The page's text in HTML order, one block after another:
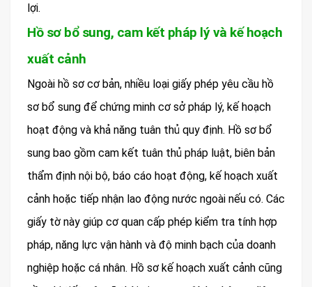
lợi.
Hồ sơ bổ sung, cam kết pháp lý và kế hoạch
xuất cảnh
Ngoài hồ sơ cơ bản, nhiều loại giấy phép yêu cầu hồ
sơ bổ sung để chứng minh cơ sở pháp lý, kế hoạch
hoạt động và khả năng tuân thủ quy định. Hồ sơ bổ
sung bao gồm cam kết tuân thủ pháp luật, biên bản
thẩm định nội bộ, báo cáo hoạt động, kế hoạch xuất
cảnh hoặc tiếp nhận lao động nước ngoài nếu có. Các
giấy tờ này giúp cơ quan cấp phép kiểm tra tính hợp
pháp, năng lực vận hành và độ minh bạch của doanh
nghiệp hoặc cá nhân. Hồ sơ kế hoạch xuất cảnh cũng